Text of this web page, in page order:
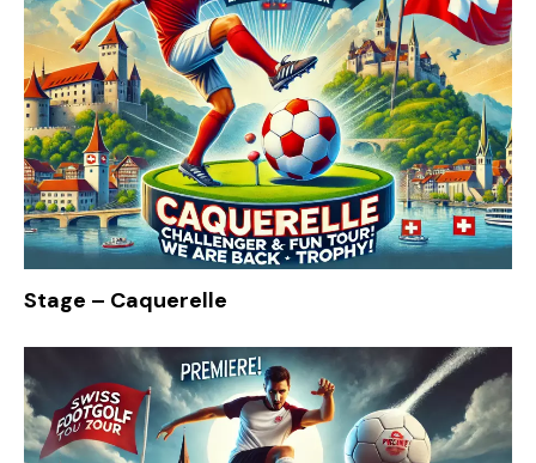
Stage – Caquerelle